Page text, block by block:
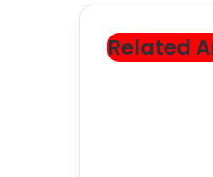
Related